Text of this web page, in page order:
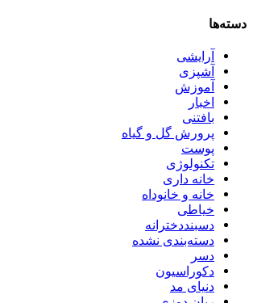
آرایشی
آشپزی
آموزش
اخبار
بافتنی
پرورش گل و گیاه
پوست
تکنولوژی
خانه داری
خانه و خانوداه
خیاطی
دسبنددخترانه
دسته‌بندی نشده
دسر
دکوراسیون
دنیای مد